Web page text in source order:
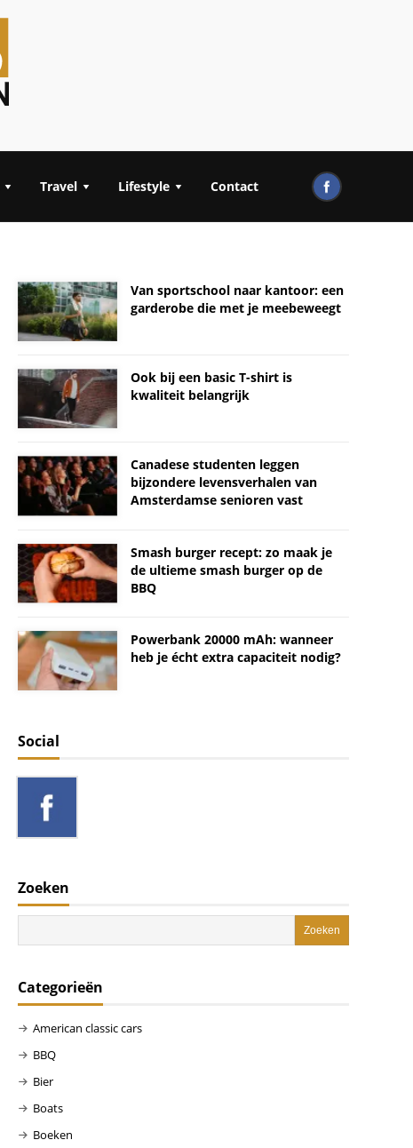
Travel Lifestyle Contact
Van sportschool naar kantoor: een
garderobe die met je meebeweegt
Ook bij een basic T-shirt is
kwaliteit belangrijk
Canadese studenten leggen
bijzondere levensverhalen van
Amsterdamse senioren vast
Smash burger recept: zo maak je
de ultieme smash burger op de
BBQ
Powerbank 20000 mAh: wanneer
heb je écht extra capaciteit nodig?
Social
Zoeken
Categorieën
American classic cars
BBQ
Bier
Boats
Boeken